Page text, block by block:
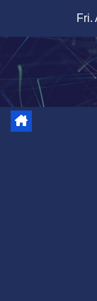
content
Fri.